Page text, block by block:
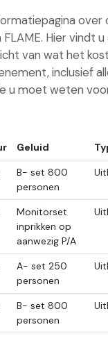
over
Hier vindt u
van wat het
inclusief
u moet weten
Geluid
B- set 800
personen
Monitorset
inprikken op
aanwezig P/A
A- set 250
personen
B- set 800
personen